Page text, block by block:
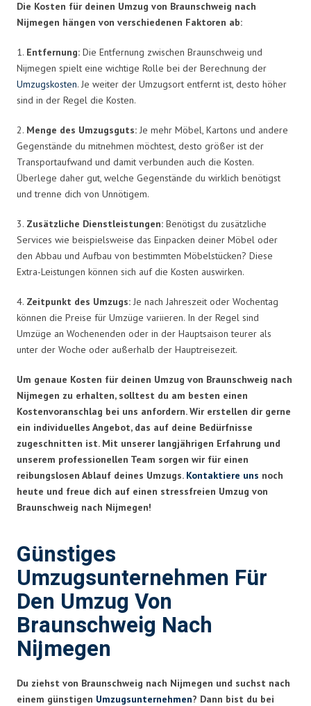
Die Kosten für deinen Umzug von Braunschweig nach
Nijmegen hängen von verschiedenen Faktoren ab:
1. Entfernung: Die Entfernung zwischen Braunschweig und
Nijmegen spielt eine wichtige Rolle bei der Berechnung der
Umzugskosten. Je weiter der Umzugsort entfernt ist, desto höher
sind in der Regel die Kosten.
2. Menge des Umzugsguts: Je mehr Möbel, Kartons und andere
Gegenstände du mitnehmen möchtest, desto größer ist der
Transportaufwand und damit verbunden auch die Kosten.
Überlege daher gut, welche Gegenstände du wirklich benötigst
und trenne dich von Unnötigem.
3. Zusätzliche Dienstleistungen: Benötigst du zusätzliche
Services wie beispielsweise das Einpacken deiner Möbel oder
den Abbau und Aufbau von bestimmten Möbelstücken? Diese
Extra-Leistungen können sich auf die Kosten auswirken.
4. Zeitpunkt des Umzugs: Je nach Jahreszeit oder Wochentag
können die Preise für Umzüge variieren. In der Regel sind
Umzüge an Wochenenden oder in der Hauptsaison teurer als
unter der Woche oder außerhalb der Hauptreisezeit.
Um genaue Kosten für deinen Umzug von Braunschweig nach
Nijmegen zu erhalten, solltest du am besten einen
Kostenvoranschlag bei uns anfordern. Wir erstellen dir gerne
ein individuelles Angebot, das auf deine Bedürfnisse
zugeschnitten ist. Mit unserer langjährigen Erfahrung und
unserem professionellen Team sorgen wir für einen
reibungslosen Ablauf deines Umzugs. Kontaktiere uns noch
heute und freue dich auf einen stressfreien Umzug von
Braunschweig nach Nijmegen!
Günstiges
Umzugsunternehmen Für
Den Umzug Von
Braunschweig Nach
Nijmegen
Du ziehst von Braunschweig nach Nijmegen und suchst nach
einem günstigen Umzugsunternehmen? Dann bist du bei